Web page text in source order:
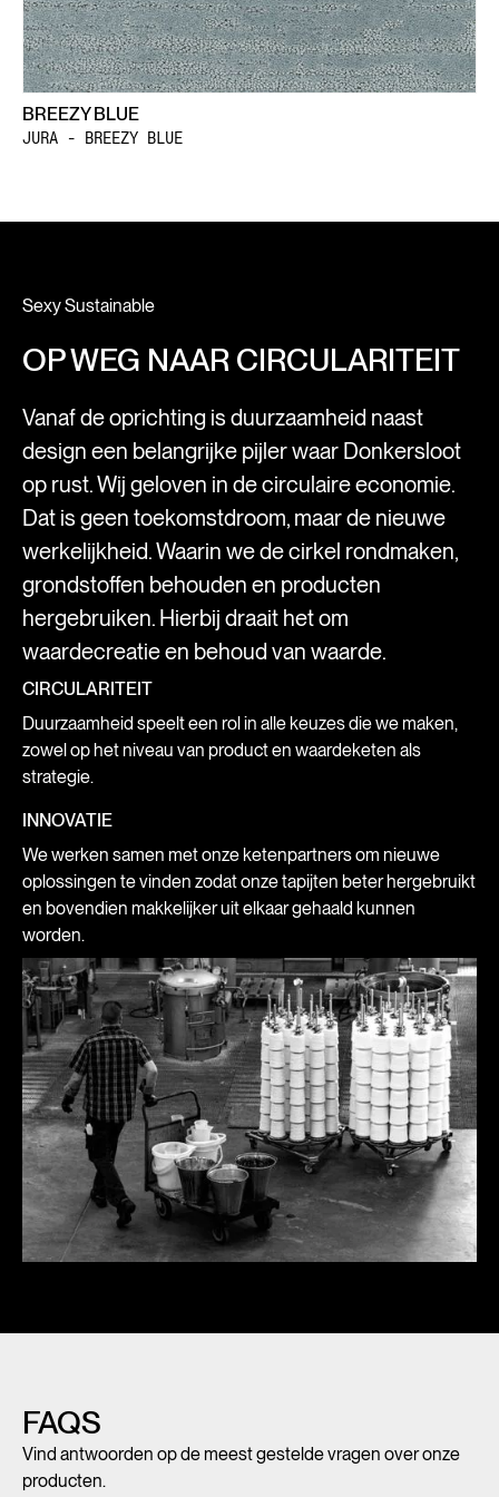
BREEZY BLUE
JURA - BREEZY BLUE
Sexy Sustainable
OP WEG NAAR CIRCULARITEIT
Vanaf de oprichting is duurzaamheid naast
design een belangrijke pijler waar Donkersloot
op rust. Wij geloven in de circulaire economie.
Dat is geen toekomstdroom, maar de nieuwe
werkelijkheid. Waarin we de cirkel rondmaken,
grondstoffen behouden en producten
hergebruiken. Hierbij draait het om
waardecreatie en behoud van waarde.
CIRCULARITEIT
Duurzaamheid speelt een rol in alle keuzes die we maken,
zowel op het niveau van product en waardeketen als
strategie.
INNOVATIE
We werken samen met onze ketenpartners om nieuwe
oplossingen te vinden zodat onze tapijten beter hergebruikt
en bovendien makkelijker uit elkaar gehaald kunnen
worden.
FAQS
Vind antwoorden op de meest gestelde vragen over onze
producten.